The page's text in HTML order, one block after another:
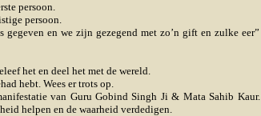
persoon.
persoon.
en we zijn gezegend met zo’n gift en zulke eer”
het en deel het met de wereld.
hebt. Wees er trots op.
van Guru Gobind Singh Ji & Mata Sahib Kaur.
helpen en de waarheid verdedigen.